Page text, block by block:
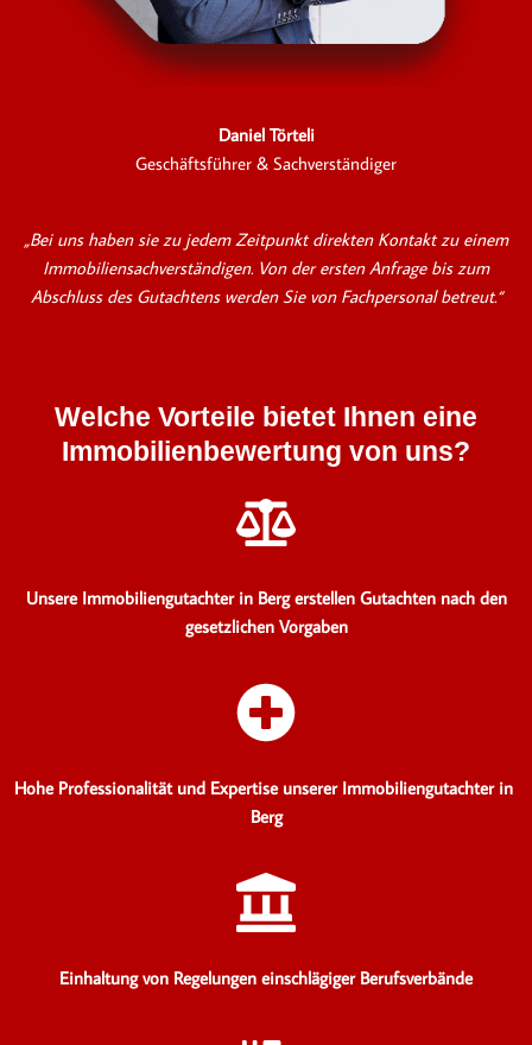
Daniel Törteli
Geschäftsführer & Sachverständiger
„Bei uns haben sie zu jedem Zeitpunkt direkten Kontakt zu einem
Immobiliensachverständigen. Von der ersten Anfrage bis zum
Abschluss des Gutachtens werden Sie von Fachpersonal betreut.“
Welche Vorteile bietet Ihnen eine
Immobilienbewertung von uns?
Unsere Immobiliengutachter in Berg erstellen Gutachten nach den
gesetzlichen Vorgaben
Hohe Professionalität und Expertise unserer Immobiliengutachter in
Berg
Einhaltung von Regelungen einschlägiger Berufsverbände